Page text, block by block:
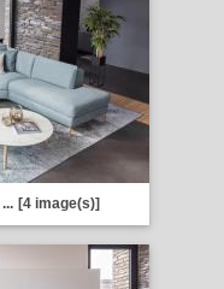
... [4 image(s)]